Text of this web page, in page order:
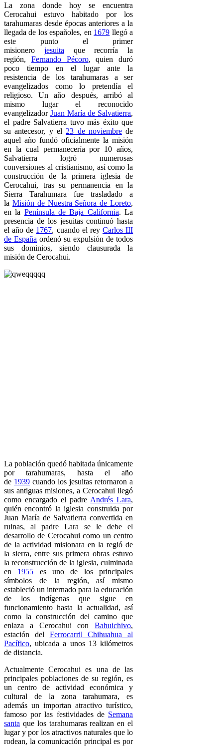
La zona donde hoy se encuentra
Cerocahui estuvo habitado por los
tarahumaras desde épocas anteriores a la
llegada de los españoles, en 1679 llegó a
este punto el primer
misionero jesuita que recorría la
región, Fernando Pécoro, quien duró
poco tiempo en el lugar ante la
resistencia de los tarahumaras a ser
evangelizados como lo pretendía el
religioso. Un año después, arribó al
mismo lugar el reconocido
evangelizador Juan María de Salvatierra,
el padre Salvatierra tuvo más éxito que
su antecesor, y el 23 de noviembrede
aquel año fundó oficialmente la misión
en la cual permanecería por 10 años,
Salvatierra logró numerosas
conversiones al cristianismo, así como la
construcción de la primera iglesia de
Cerocahui, tras su permanencia en la
Sierra Tarahumara fue trasladado a
la Misión de Nuestra Señora de Loreto,
en la Península de Baja California. La
presencia de los jesuitas continuó hasta
el año de 1767, cuando el reyCarlos III
de España ordenó su expulsión de todos
sus dominios, siendo clausurada la
misión de Cerocahui.
La población quedó habitada únicamente
por tarahumaras, hasta el año
de 1939 cuando los jesuitas retornaron a
sus antiguas misiones, a Cerocahui llegó
como encargado el padre Andrés Lara,
quién encontró la iglesia construida por
Juan María de Salvatierra convertida en
ruinas, al padre Lara se le debe el
desarrollo de Cerocahui como un centro
de la actividad misionara en la regió de
la sierra, entre sus primera obras estuvo
la reconstrucción de la iglesia, culminada
en 1955 es uno de los principales
símbolos de la región, así mismo
estableció un internado para la educación
de los indígenas que sigue en
funcionamiento hasta la actualidad, así
como la construcción del camino que
enlaza a Cerocahui conBahuichivo,
estación del Ferrocarril Chihuahua al
Pacífico, ubicada a unos 13 kilómetros
de distancia.
Actualmente Cerocahui es una de las
principales poblaciones de su región, es
un centro de actividad económica y
cultural de la zona tarahumara, es
además un importan atractivo turístico,
famoso por las festividades de Semana
santa que los tarahumaras realizan en el
lugar y por los atractivos naturales que lo
rodean, la comunicación principal es por